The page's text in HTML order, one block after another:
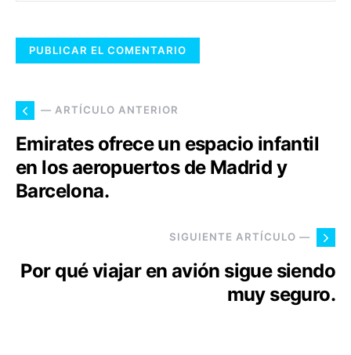
— ARTÍCULO ANTERIOR
Emirates ofrece un espacio infantil
en los aeropuertos de Madrid y
Barcelona.
SIGUIENTE ARTÍCULO —
Por qué viajar en avión sigue siendo
muy seguro.